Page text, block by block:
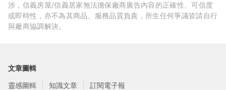
涉，信義房屋/信義居家無法擔保廠商廣告內容的正確性、可信度
或即時性，亦不為其商品、服務品質負責，所生任何爭議皆請自行
與廠商協調解決。
文章圖輯
靈感圖輯
知識文章 訂閱電子報